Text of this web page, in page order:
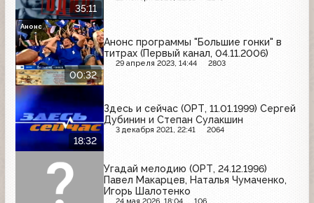
35:11
00:32
Анонс программы "Большие гонки" в
титрах (Первый канал, 04.11.2006)
29 апреля 2023, 14:44 2803
Анонс
18:32
Здесь и сейчас (ОРТ, 11.01.1999) Сергей
Дубинин и Степан Сулакшин
3 декабря 2021, 22:41 2064
Угадай мелодию (ОРТ, 24.12.1996)
Павел Макарцев, Наталья Чумаченко,
Игорь Шалотенко